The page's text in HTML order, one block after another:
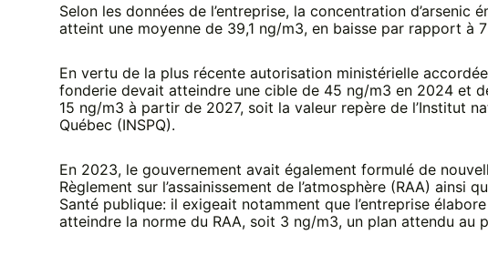
Selon les données de l’entreprise, la concentration d’arsenic
atteint une moyenne de 39,1 ng/m3, en baisse par rapport à
En vertu de la plus récente autorisation ministérielle
fonderie devait atteindre une cible de 45 ng/m3 en 2024 et
15 ng/m3 à partir de 2027, soit la valeur repère de l’Institut
Québec (INSPQ).
En 2023, le gouvernement avait également formulé de
Règlement sur l’assainissement de l’atmosphère (RAA) ainsi
Santé publique: il exigeait notamment que l’entreprise
atteindre la norme du RAA, soit 3 ng/m3, un plan attendu au